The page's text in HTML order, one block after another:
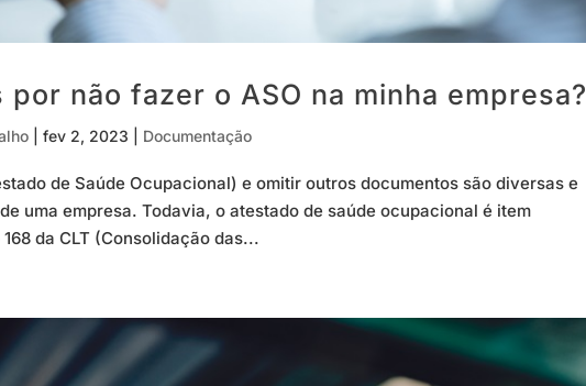
por não fazer o ASO na minha empresa?
|fev 2, 2023 Documentação
de Saúde Ocupacional) e omitir outros documentos são diversas e
uma empresa. Todavia, o atestado de saúde ocupacional é item
da CLT (Consolidação das...